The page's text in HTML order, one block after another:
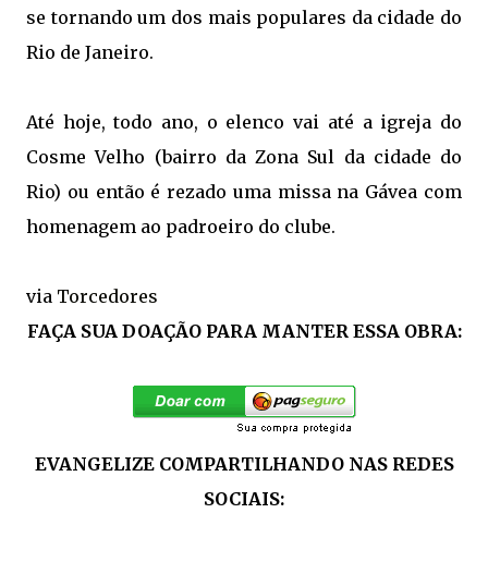
se tornando um dos mais populares da cidade do
Rio de Janeiro.
Até hoje, todo ano, o elenco vai até a igreja do
Cosme Velho (bairro da Zona Sul da cidade do
Rio) ou então é rezado uma missa na Gávea com
homenagem ao padroeiro do clube.
via Torcedores
FAÇA SUA DOAÇÃO PARA MANTER ESSA OBRA:
EVANGELIZE COMPARTILHANDO NAS REDES
SOCIAIS: